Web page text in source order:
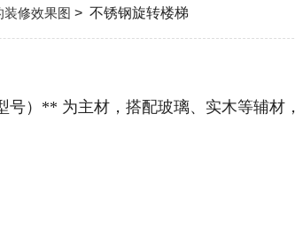
装修效果图 > 不锈钢旋转楼梯
号）** 为主材，搭配玻璃、实木等辅